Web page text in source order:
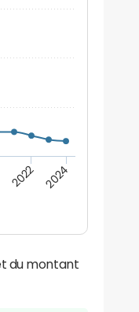
2022 2024
du montant